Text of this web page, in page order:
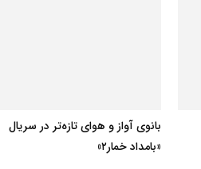
بانوی آواز و هوای تازه‌تر در سریال
«بامداد خمار۲»